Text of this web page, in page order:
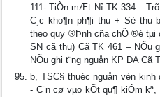
111- TiÒn mÆt Nî TK 334 –
C¸c kho¶n ph¶i thu + Sè thu
theo quy ®Þnh cña chÕ ®é tµi
SN cã thu) Cã TK 461 – NÕu
NÕu ghi t¨ng nguån KP DA Cã
b, TSC§ thuéc nguån vèn
- C¨n cø vµo kÕt qu¶ kiÓm kª,